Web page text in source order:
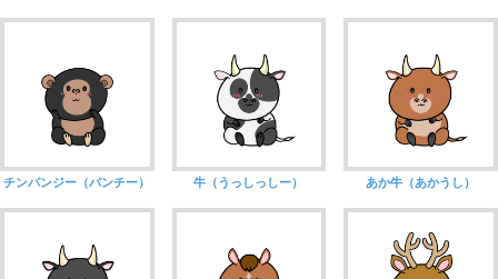
チンパンジー（パンチー） 牛（うっしっしー） あか牛（あかうし）